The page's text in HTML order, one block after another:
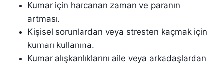
Kumar için harcanan zaman ve paranın
artması.
Kişisel sorunlardan veya stresten kaçmak için
kumarı kullanma.
Kumar alışkanlıklarını aile veya arkadaşlardan